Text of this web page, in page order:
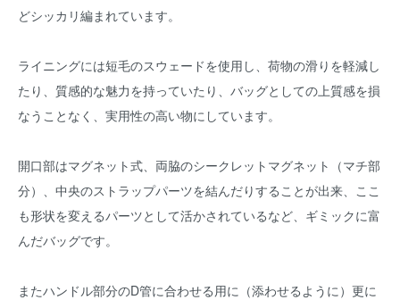
どシッカリ編まれています。
ライニングには短毛のスウェードを使用し、荷物の滑りを軽減し
たり、質感的な魅力を持っていたり、バッグとしての上質感を損
なうことなく、実用性の高い物にしています。
開口部はマグネット式、両脇のシークレットマグネット（マチ部
分）、中央のストラップパーツを結んだりすることが出来、ここ
も形状を変えるパーツとして活かされているなど、ギミックに富
んだバッグです。
またハンドル部分のD管に合わせる用に（添わせるように）更に